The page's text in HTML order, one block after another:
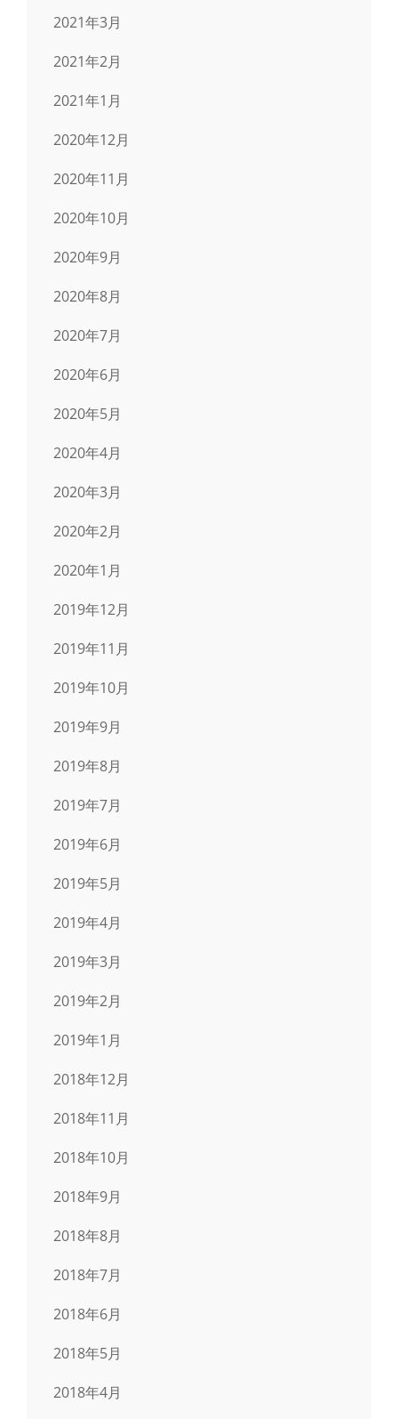
2021年3月
2021年2月
2021年1月
2020年12月
2020年11月
2020年10月
2020年9月
2020年8月
2020年7月
2020年6月
2020年5月
2020年4月
2020年3月
2020年2月
2020年1月
2019年12月
2019年11月
2019年10月
2019年9月
2019年8月
2019年7月
2019年6月
2019年5月
2019年4月
2019年3月
2019年2月
2019年1月
2018年12月
2018年11月
2018年10月
2018年9月
2018年8月
2018年7月
2018年6月
2018年5月
2018年4月